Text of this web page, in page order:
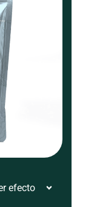
efecto